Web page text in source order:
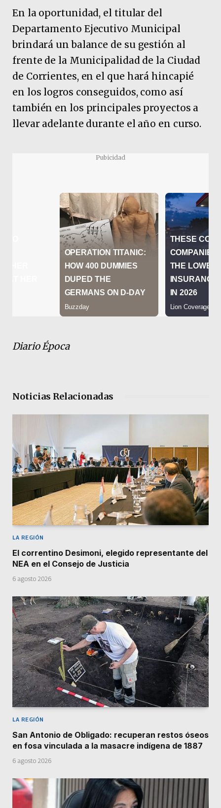
En la oportunidad, el titular del
Departamento Ejecutivo Municipal
brindará un balance de su gestión al
frente de la Municipalidad de la Ciudad
de Corrientes, en el que hará hincapié
en los logros conseguidos, como así
también en los principales proyectos a
llevar adelante durante el año en curso.
Pubicidad
Diario Época
Noticias Relacionadas
LA REGIÓN
El correntino Desimoni, elegido representante del
NEA en el Consejo de Justicia
6 agosto 2026
LA REGIÓN
San Antonio de Obligado: recuperan restos óseos
en fosa vinculada a la masacre indígena de 1887
6 agosto 2026